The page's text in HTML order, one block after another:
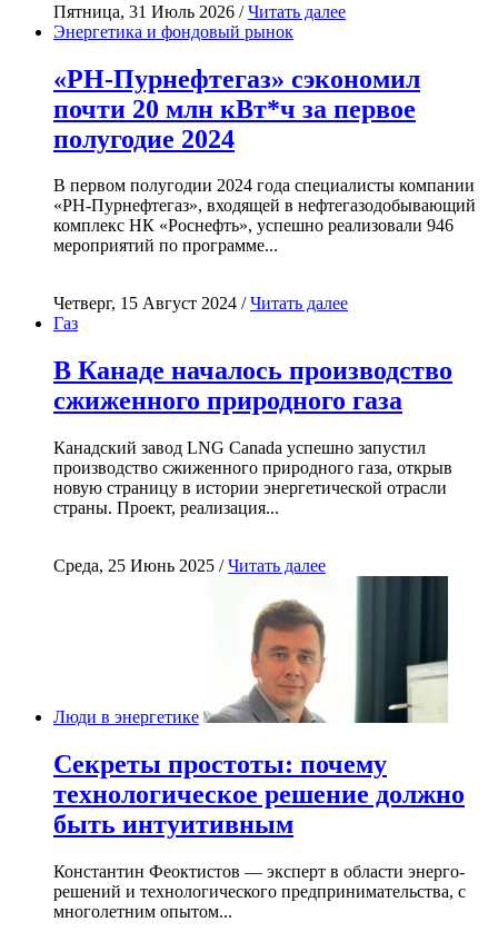
Пятница, 31 Июль 2026 /Читать далее
Энергетика и фондовый рынок
«РН-Пурнефтегаз» сэкономил
почти 20 млн кВт*ч за первое
полугодие 2024
В первом полугодии 2024 года специалисты компании
«РН-Пурнефтегаз», входящей в нефтегазодобывающий
комплекс НК «Роснефть», успешно реализовали 946
мероприятий по программе...
Четверг, 15 Август 2024 /Читать далее
Газ
В Канаде началось производство
сжиженного природного газа
Канадский завод LNG Canada успешно запустил
производство сжиженного природного газа, открыв
новую страницу в истории энергетической отрасли
страны. Проект, реализация...
Среда, 25 Июнь 2025 /Читать далее
Люди в энергетике
Секреты простоты: почему
технологическое решение должно
быть интуитивным
Константин Феоктистов — эксперт в области энерго-
решений и технологического предпринимательства, с
многолетним опытом...